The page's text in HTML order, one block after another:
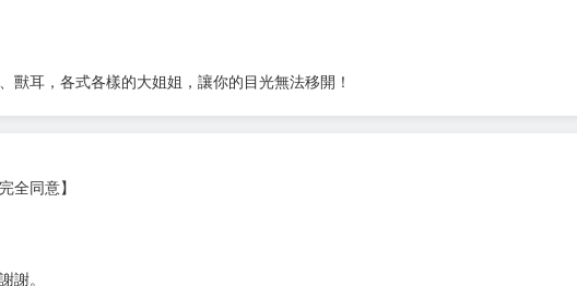
耳，各式各樣的大姐姐，讓你的目光無法移開！
全同意】
謝。